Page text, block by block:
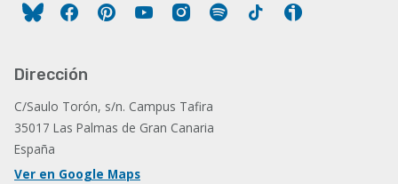
FacebookPinterestYouTubeInstagram
Spotify Tiktok
Dirección
C/Saulo Torón, s/n. Campus Tafira
35017 Las Palmas de Gran Canaria
España
Ver en Google Maps